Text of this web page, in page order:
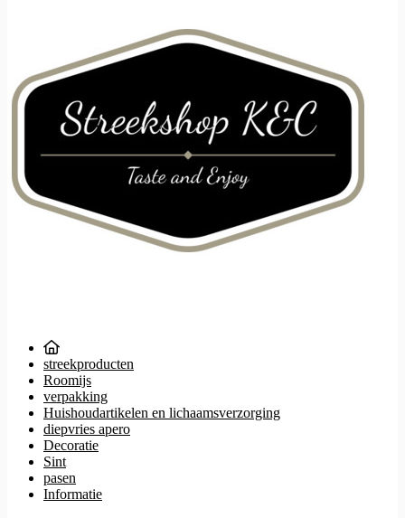
streekproducten
Roomijs
verpakking
Huishoudartikelen en lichaamsverzorging
diepvries apero
Decoratie
Sint
pasen
Informatie